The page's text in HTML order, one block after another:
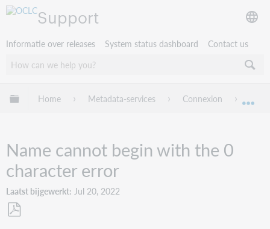
Support
Informatie over releases System status dashboard Contact us
Mondiale hiërarchie uitvouwen / samenvouwen
Home Metadata-services Connexion
Name cannot begin with the 0
character error
Laatst bijgewerkt Jul 20, 2022